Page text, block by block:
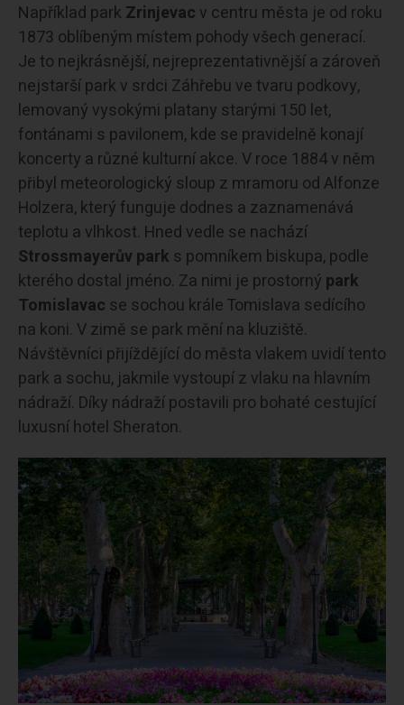
Například park Zrinjevac v centru města je od roku
1873 oblíbeným místem pohody všech generací.
Je to nejkrásnější, nejreprezentativnější a zároveň
nejstarší park v srdci Záhřebu ve tvaru podkovy,
lemovaný vysokými platany starými 150 let,
fontánami s pavilonem, kde se pravidelně konají
koncerty a různé kulturní akce. V roce 1884 v něm
přibyl meteorologický sloup z mramoru od Alfonze
Holzera, který funguje dodnes a zaznamenává
teplotu a vlhkost. Hned vedle se nachází
Strossmayerův park s pomníkem biskupa, podle
kterého dostal jméno. Za nimi je prostorný park
Tomislavac se sochou krále Tomislava sedícího
na koni. V zimě se park mění na kluziště.
Návštěvníci přijíždějící do města vlakem uvidí tento
park a sochu, jakmile vystoupí z vlaku na hlavním
nádraží. Díky nádraží postavili pro bohaté cestující
luxusní hotel Sheraton.